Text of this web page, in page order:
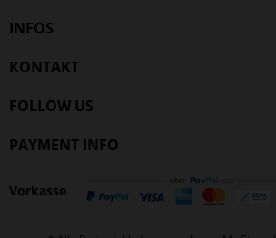
INFOS
KONTAKT
FOLLOW US
PAYMENT INFO
Vorkasse